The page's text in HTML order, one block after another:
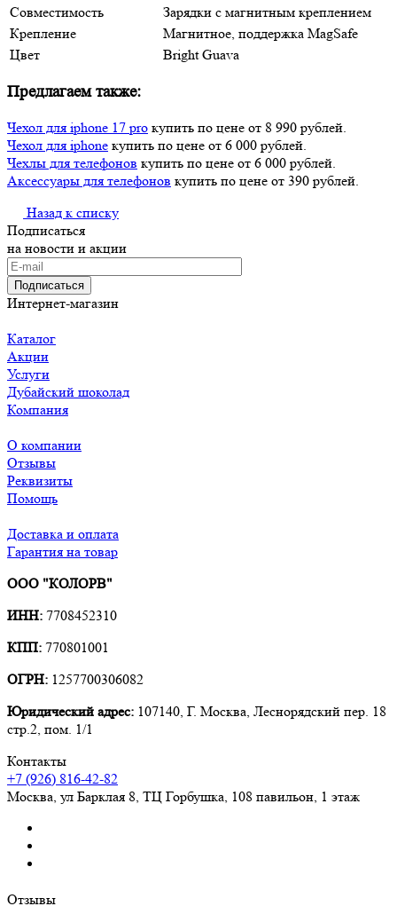
Совместимость
Зарядки с магнитным креплением
Крепление
Магнитное, поддержка MagSafe
Цвет
Bright Guava
Предлагаем также:
Чехол для iphone 17 pro купить по цене от 8 990 рублей.
Чехол для iphone купить по цене от 6 000 рублей.
Чехлы для телефонов купить по цене от 6 000 рублей.
Аксессуары для телефонов купить по цене от 390 рублей.
Назад к списку
Подписаться
на новости и акции
Подписаться
Интернет-магазин
Каталог
Акции
Услуги
Дубайский шоколад
Компания
О компании
Отзывы
Реквизиты
Помощь
Доставка и оплата
Гарантия на товар
ООО "КОЛОРВ"
ИНН: 7708452310
КПП: 770801001
ОГРН: 1257700306082
Юридический адрес: 107140, Г. Москва, Леснорядский пер. 18
стр.2, пом. 1/1
Контакты
+7 (926) 816-42-82
Москва, ул Барклая 8, ТЦ Горбушка, 108 павильон, 1 этаж
Отзывы